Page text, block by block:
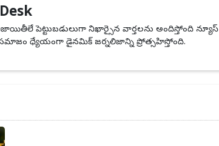
పెట్టుబడులుగా నిఖార్సైన వార్తలను అందిస్తోంది న్యూస్
ధ్యేయంగా డైనమిక్ జర్నలిజాన్ని ప్రోత్సహిస్తోంది.